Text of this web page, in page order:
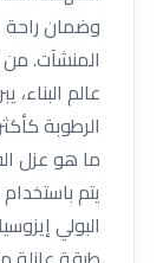
وضمان راحة
المنشآت.
عالم البناء،
الرطوبة
ما هو عزل
يتم
البولي